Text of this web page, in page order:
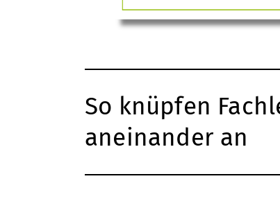
So knüpfen
aneinander an